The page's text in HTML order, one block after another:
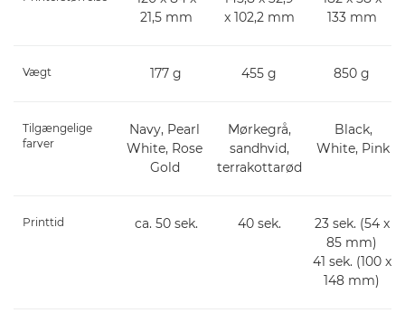
21,5 mm
x 102,2 mm
133 mm
Vægt 177 g 455 g 850 g
Tilgængelige
farver
Navy, Pearl
White, Rose
Gold
Mørkegrå,
sandhvid,
terrakottarød
Black,
White, Pink
Printtid ca. 50 sek. 40 sek.
23 sek. (54 x
85 mm)
41 sek. (100 x
148 mm)